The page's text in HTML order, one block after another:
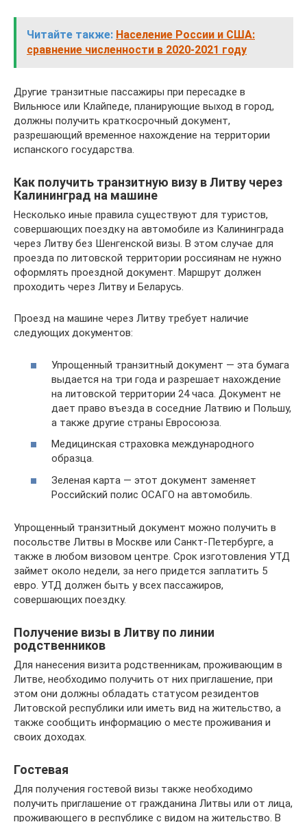
Читайте также: Население России и США:
сравнение численности в 2020-2021 году
Другие транзитные пассажиры при пересадке в
Вильнюсе или Клайпеде, планирующие выход в город,
должны получить краткосрочный документ,
разрешающий временное нахождение на территории
испанского государства.
Как получить транзитную визу в Литву через
Калининград на машине
Несколько иные правила существуют для туристов,
совершающих поездку на автомобиле из Калининграда
через Литву без Шенгенской визы. В этом случае для
проезда по литовской территории россиянам не нужно
оформлять проездной документ. Маршрут должен
проходить через Литву и Беларусь.
Проезд на машине через Литву требует наличие
следующих документов:
Упрощенный транзитный документ — эта бумага
выдается на три года и разрешает нахождение
на литовской территории 24 часа. Документ не
дает право въезда в соседние Латвию и Польшу,
а также другие страны Евросоюза.
Медицинская страховка международного
образца.
Зеленая карта — этот документ заменяет
Российский полис ОСАГО на автомобиль.
Упрощенный транзитный документ можно получить в
посольстве Литвы в Москве или Санкт-Петербурге, а
также в любом визовом центре. Срок изготовления УТД
займет около недели, за него придется заплатить 5
евро. УТД должен быть у всех пассажиров,
совершающих поездку.
Получение визы в Литву по линии
родственников
Для нанесения визита родственникам, проживающим в
Литве, необходимо получить от них приглашение, при
этом они должны обладать статусом резидентов
Литовской республики или иметь вид на жительство, а
также сообщить информацию о месте проживания и
своих доходах.
Гостевая
Для получения гостевой визы также необходимо
получить приглашение от гражданина Литвы или от лица,
проживающего в республике с видом на жительство. В